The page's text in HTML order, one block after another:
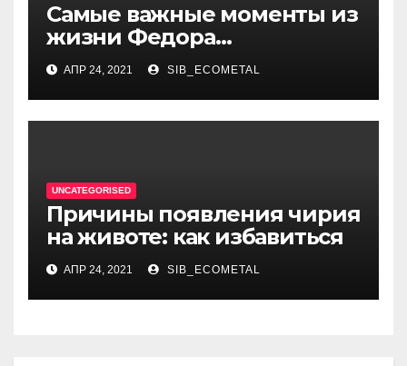
Самые важные моменты из
жизни Федора
Достоевского — от детства
и становления писателя до
трагических событий и
восхождения на
АПР 24, 2021 SIB_ECOMETAL
UNCATEGORISED
Причины появления чирия
на животе: как избавиться
АПР 24, 2021 SIB_ECOMETAL